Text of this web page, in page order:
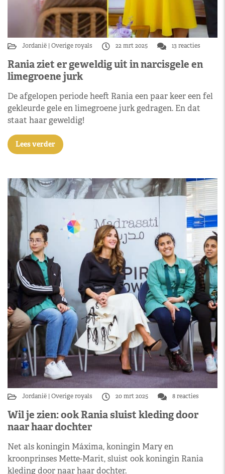
Jordanië Overige royals 22 mrt 2025 13 reacties
Rania ziet er geweldig uit in narcisgele en
limegroene jurk
De afgelopen periode heeft Rania een paar keer een fel
gekleurde gele en limegroene jurk gedragen. En dat
staat haar geweldig!
Lees verder
Jordanië Overige royals 20 mrt 2025 8 reacties
Wil je zien: ook Rania sluist kleding door
naar haar dochter
Net als koningin Máxima, koningin Mary en
kroonprinses Mette-Marit, sluist ook koningin Rania
kleding door naar haar dochter.